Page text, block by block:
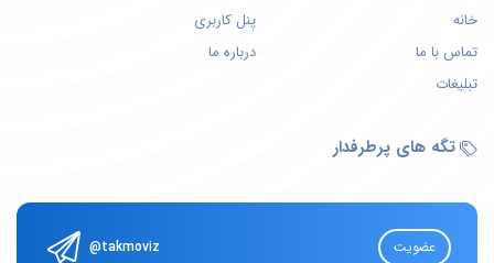
خانه
پنل کاربری
تماس با ما
درباره ما
تبلیغات
تگه های پرطرفدار
@takmoviz عضویت